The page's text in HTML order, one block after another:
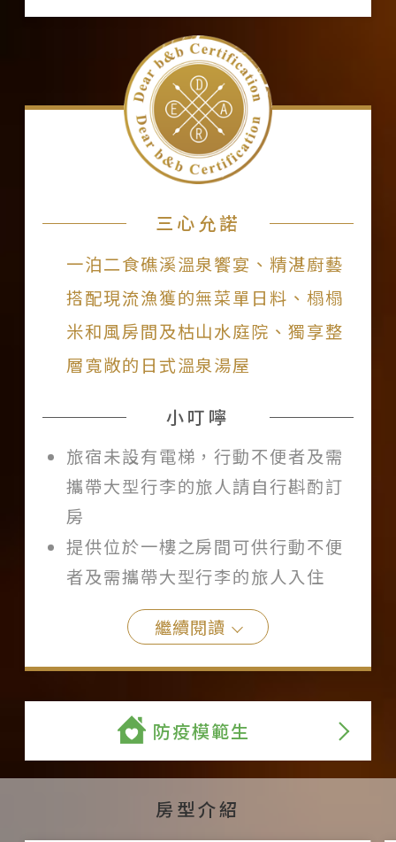
三心允諾
一泊二食礁溪溫泉饗宴、精湛廚藝
搭配現流漁獲的無菜單日料、榻榻
米和風房間及枯山水庭院、獨享整
層寬敞的日式溫泉湯屋
小叮嚀
旅宿未設有電梯，行動不便者及需
攜帶大型行李的旅人請自行斟酌訂
房
提供位於一樓之房間可供行動不便
者及需攜帶大型行李的旅人入住
繼續閱讀
防疫模範生
房型介紹